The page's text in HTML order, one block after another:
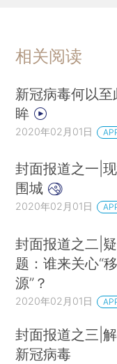
相关阅读
新冠病毒何以
眸
2020年02月01日
封面报道之一|
围城
2020年02月01日
封面报道之二|
题：谁来关心“
源”？
2020年02月01日
封面报道之三|
新冠病毒